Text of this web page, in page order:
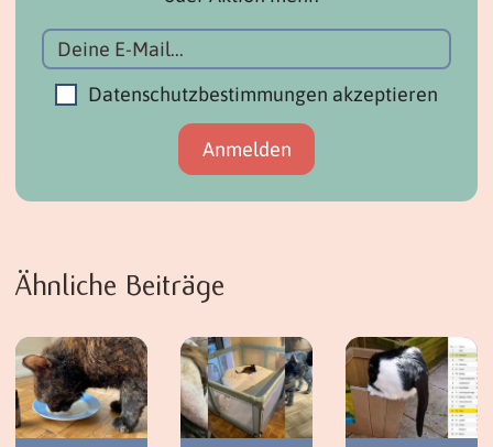
Datenschutzbestimmungen akzeptieren
Ähnliche Beiträge